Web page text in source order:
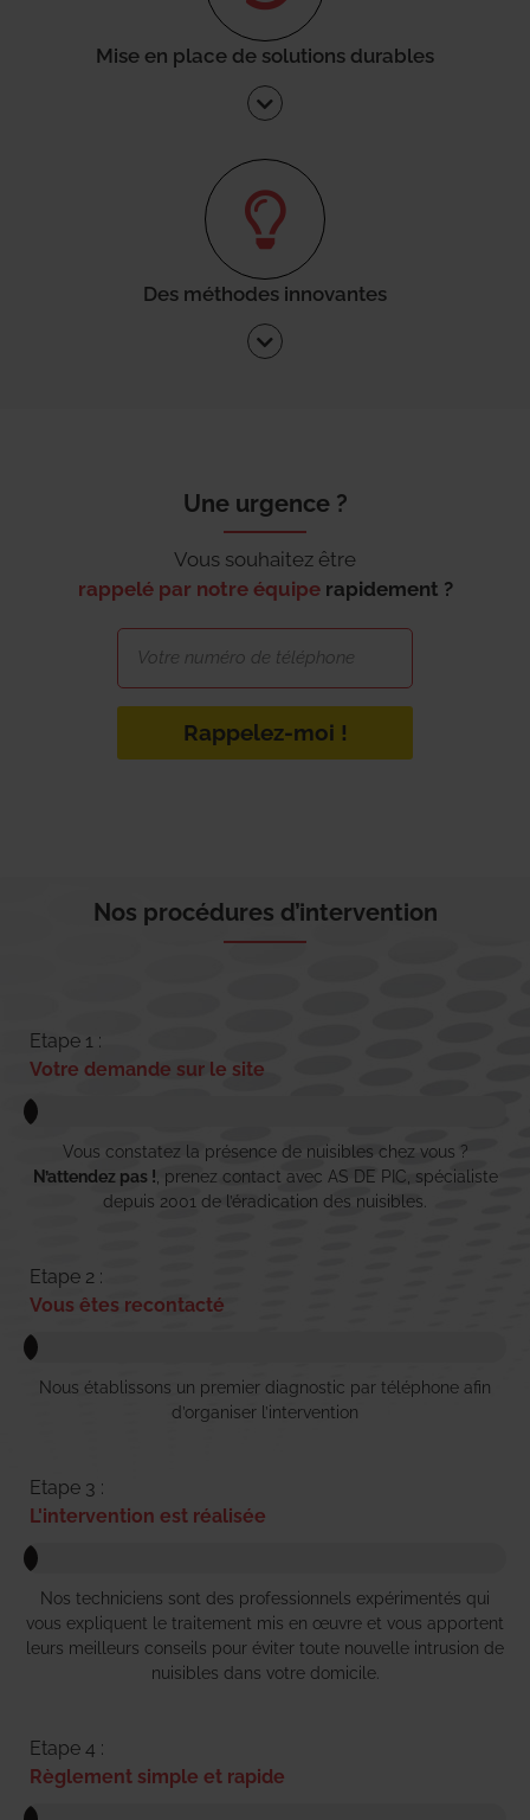
Mise en place de solutions durables
Des méthodes innovantes
Une urgence ?
Vous souhaitez être
rappelé par notre équipe rapidement ?
Rappelez-moi !
Nos procédures d’intervention
Etape 1 :
Votre demande sur le site
Vous constatez la présence de nuisibles chez vous ?
N’attendez pas ! , prenez contact avec AS DE PIC, spécialiste
depuis 2001 de l’éradication des nuisibles.
Etape 2 :
Vous êtes recontacté
Nous établissons un premier diagnostic par téléphone afin
d’organiser l’intervention
Etape 3 :
L'intervention est réalisée
Nos techniciens sont des professionnels expérimentés qui
vous expliquent le traitement mis en œuvre et vous apportent
leurs meilleurs conseils pour éviter toute nouvelle intrusion de
nuisibles dans votre domicile.
Etape 4 :
Règlement simple et rapide